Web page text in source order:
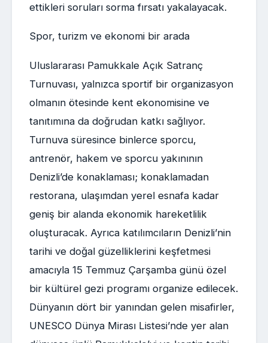
ettikleri soruları sorma fırsatı yakalayacak.
Spor, turizm ve ekonomi bir arada
Uluslararası Pamukkale Açık Satranç
Turnuvası, yalnızca sportif bir organizasyon
olmanın ötesinde kent ekonomisine ve
tanıtımına da doğrudan katkı sağlıyor.
Turnuva süresince binlerce sporcu,
antrenör, hakem ve sporcu yakınının
Denizli’de konaklaması; konaklamadan
restorana, ulaşımdan yerel esnafa kadar
geniş bir alanda ekonomik hareketlilik
oluşturacak. Ayrıca katılımcıların Denizli’nin
tarihi ve doğal güzelliklerini keşfetmesi
amacıyla 15 Temmuz Çarşamba günü özel
bir kültürel gezi programı organize edilecek.
Dünyanın dört bir yanından gelen misafirler,
UNESCO Dünya Mirası Listesi’nde yer alan